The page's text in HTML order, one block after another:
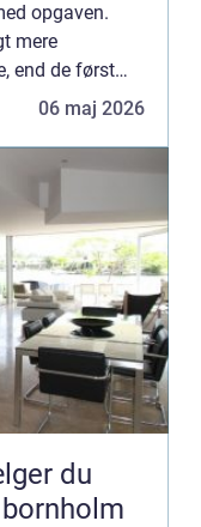
opgaven.
mere
end de først
mange at få
06 maj 2026